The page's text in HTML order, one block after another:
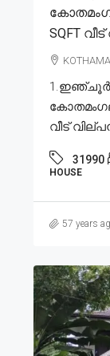
SQFT
1.ഇഞ്ചൂർ
വീട്
31990
HOUSE
57 years